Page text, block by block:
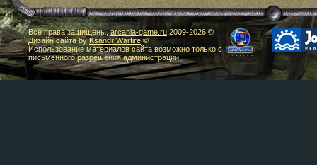
Все права защищены,arcania-game.ru2009-2026 ©
Дизайн сайта byKsandr Warfire©
Использование материалов сайта возможно только с
письменного разрешения администрации.